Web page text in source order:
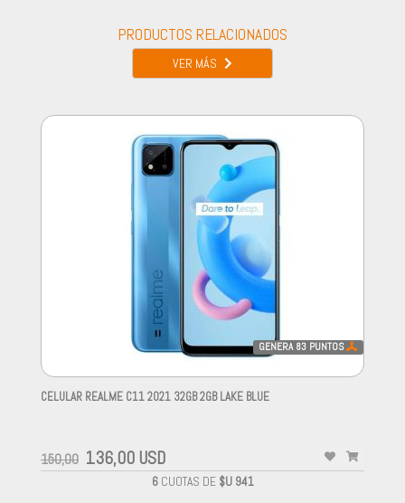
PRODUCTOS RELACIONADOS
VER MÁS
GENERA 83 PUNTOS
CELULAR REALME C11 2021 32GB 2GB LAKE BLUE
150,00 136,00 USD
6CUOTAS DE $U 941